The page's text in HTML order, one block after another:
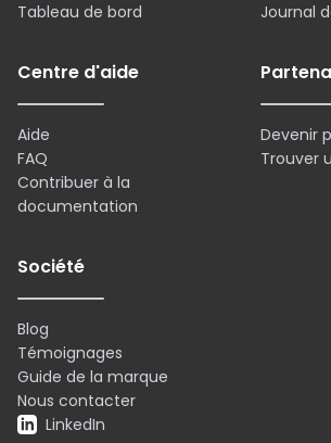
Tableau de bord
Journal
Centre d'aide
Aide
FAQ
Contribuer à la
documentation
Devenir
Trouver
Société
Blog
Témoignages
Guide de la marque
Nous contacter
LinkedIn